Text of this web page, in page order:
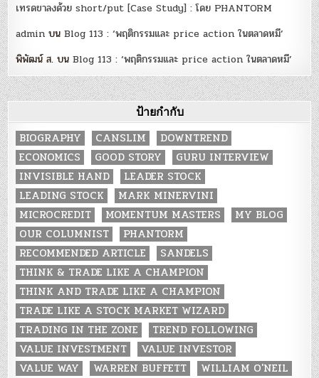
เทรดขาลงด้วย short/put [Case Study] : โดย PHANTORM
admin บนBlog 113 : ‘พฤติกรรมและ price action ในตลาดหมี’
พิพัฒน์ ส. บนBlog 113 : ‘พฤติกรรมและ price action ในตลาดหมี’
ป้ายกำกับ
BIOGRAPHY CANSLIM
DOWNTREND
ECONOMICS
GOOD STORY
GURU INTERVIEW
INVISIBLE HAND
LEADER STOCK
LEADING STOCK
MARK MINERVINI
MICROCREDIT
MOMENTUM MASTERS
MY BLOG
OUR COLUMNIST
PHANTORM
RECOMMENDED ARTICLE
SANDELS
THINK & TRADE LIKE A CHAMPION
THINK AND TRADE LIKE A CHAMPION
TRADE LIKE A STOCK MARKET WIZARD
TRADING IN THE ZONE
TREND FOLLOWING
VALUE INVESTMENT
VALUE INVESTOR
VALUE WAY
WARREN BUFFETT
WILLIAM O'NEIL